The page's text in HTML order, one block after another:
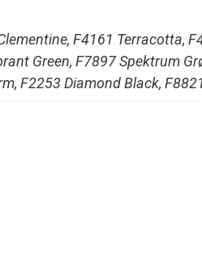
F4161 Terracotta,
Green, F7897 Spektrum
F2253 Diamond Black,